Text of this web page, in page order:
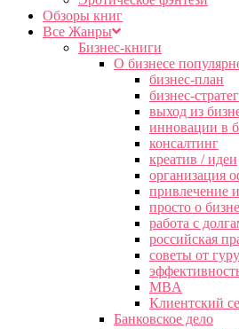
Обзоры книг
Все Жанры
Бизнес-книги
О бизнесе
бизнес-план
бизнес-
выход из
инновации в
консалтинг
креатив / идеи
организация
привлечение
просто о
работа с
российская
советы от гуру
MBA
Клиентский
Банковское дело